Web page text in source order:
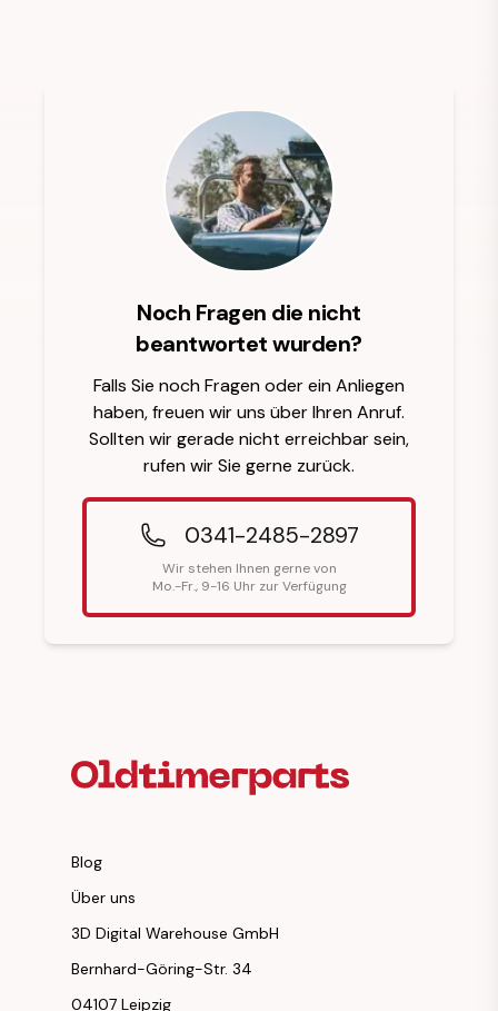
Noch Fragen die nicht
beantwortet wurden?
Falls Sie noch Fragen oder ein Anliegen
haben, freuen wir uns über Ihren Anruf.
Sollten wir gerade nicht erreichbar sein,
rufen wir Sie gerne zurück.
0341-2485-2897
Wir stehen Ihnen gerne von
Mo.-Fr., 9-16 Uhr zur Verfügung
Blog
Über uns
3D Digital Warehouse GmbH
Bernhard-Göring-Str. 34
04107 Leipzig